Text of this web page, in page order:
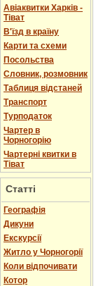
Авіаквитки Харків -
Тіват
В'їзд в країну
Карти та схеми
Посольства
Словник, розмовник
Таблиця відстаней
Транспорт
Турподаток
Чартер в
Чорногорію
Чартерні квитки в
Тіват
Статті
Географія
Дикуни
Екскурсії
Житло у Чорногорії
Коли відпочивати
Котор